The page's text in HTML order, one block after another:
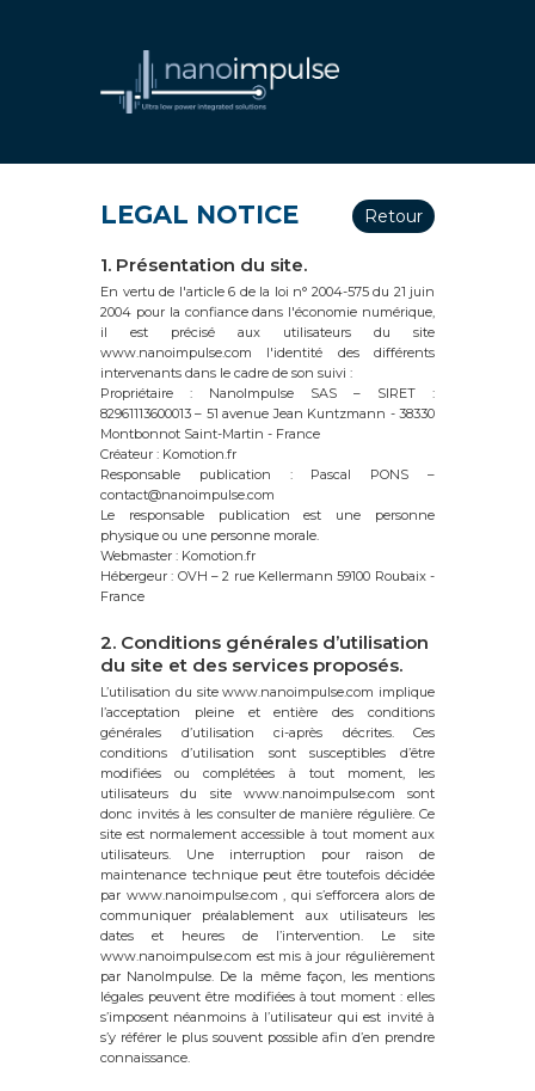
Retour
LEGAL NOTICE
1. Présentation du site.
En vertu de l'article 6 de la loi n° 2004-575 du 21 juin
2004 pour la confiance dans l'économie numérique,
il est précisé aux utilisateurs du site
www.nanoimpulse.com l'identité des différents
intervenants dans le cadre de son suivi :
Propriétaire : NanoImpulse SAS – SIRET :
82961113600013 – 51 avenue Jean Kuntzmann - 38330
Montbonnot Saint-Martin - France
Créateur : Komotion.fr
Responsable publication : Pascal PONS –
contact@nanoimpulse.com
Le responsable publication est une personne
physique ou une personne morale.
Webmaster : Komotion.fr
Hébergeur : OVH – 2 rue Kellermann 59100 Roubaix -
France
2. Conditions générales d’utilisation
du site et des services proposés.
L’utilisation du site www.nanoimpulse.com implique
l’acceptation pleine et entière des conditions
générales d’utilisation ci-après décrites. Ces
conditions d’utilisation sont susceptibles d’être
modifiées ou complétées à tout moment, les
utilisateurs du site www.nanoimpulse.com sont
donc invités à les consulter de manière régulière. Ce
site est normalement accessible à tout moment aux
utilisateurs. Une interruption pour raison de
maintenance technique peut être toutefois décidée
par www.nanoimpulse.com , qui s’efforcera alors de
communiquer préalablement aux utilisateurs les
dates et heures de l’intervention. Le site
www.nanoimpulse.com est mis à jour régulièrement
par NanoImpulse. De la même façon, les mentions
légales peuvent être modifiées à tout moment : elles
s’imposent néanmoins à l’utilisateur qui est invité à
s’y référer le plus souvent possible afin d’en prendre
connaissance.